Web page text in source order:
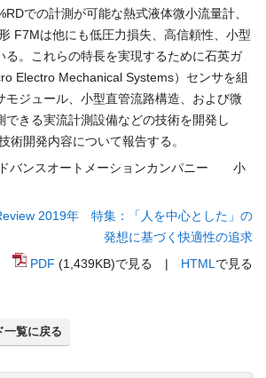
での計測が可能な熱式液体微小流量計、
F7Mは他にも低圧力損失、高信頼性、小型
る。これらの特長を実現するために石英ガ
Electro Mechanical Systems）センサを組
モジュール、小型直管流路構造、および微
できる実流計測設備などの技術を開発し
術開発内容について報告する。
ドバンスオートメーションカンパニー 小
2019年 特集：「人を中心とした」の
発想に基づく快適性の追求
PDF (1,439KB)で見る | HTML で見る
一覧に戻る